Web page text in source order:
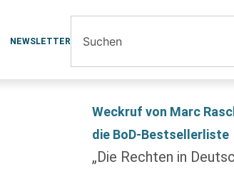
NEWSLETTER
Weckruf von Marc
die BoD-Bestsellerliste
„Die Rechten in